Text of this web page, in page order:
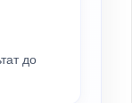
до